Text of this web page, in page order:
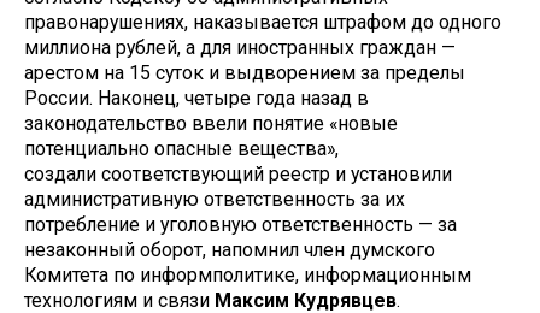
правонарушениях, наказывается штрафом до одного
миллиона рублей, а для иностранных граждан —
арестом на 15 суток и выдворением за пределы
России. Наконец, четыре года назад в
законодательство ввели понятие «новые
потенциально опасные вещества»,
создали соответствующий реестр и установили
административную ответственность за их
потребление и уголовную ответственность — за
незаконный оборот, напомнил член думского
Комитета по информполитике, информационным
технологиям и связи Максим Кудрявцев.